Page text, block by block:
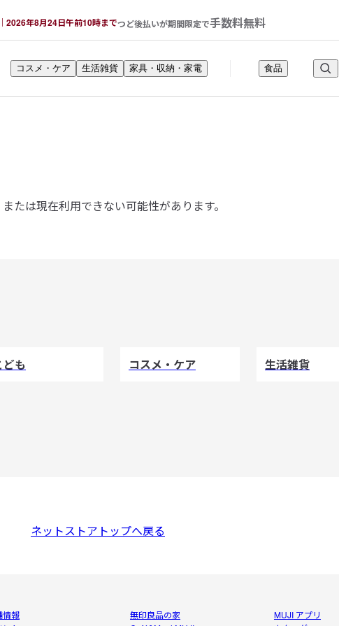
2026年8月24日午前10時までつど後払いが期間限定で手数料無料
コスメ・ケア 生活雑貨 家具・収納・家電 食品
たは現在利用できない可能性があります。
ども コスメ・ケア 生活雑貨
ネットストアトップへ戻る
情報
無印良品の家
MUJI アプリ